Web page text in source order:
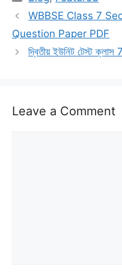
WBBSE Class 7
Question Paper PDF
দ্বিতীয় ইউনিট টেস্ট
Leave a Comment